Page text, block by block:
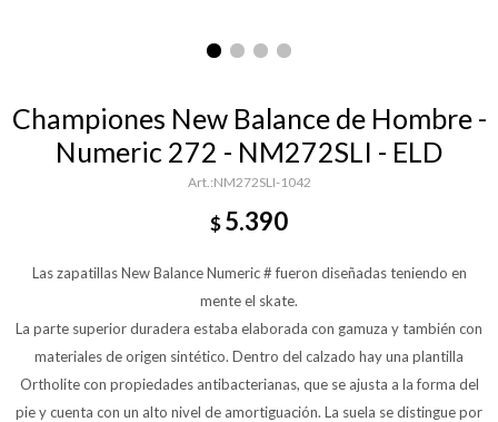
Championes New Balance de Hombre -
Numeric 272 - NM272SLI - ELD
NM272SLI-1042
$5.390
Las zapatillas New Balance Numeric # fueron diseñadas teniendo en
mente el skate.
La parte superior duradera estaba elaborada con gamuza y también con
materiales de origen sintético. Dentro del calzado hay una plantilla
Ortholite con propiedades antibacterianas, que se ajusta a la forma del
pie y cuenta con un alto nivel de amortiguación. La suela se distingue por